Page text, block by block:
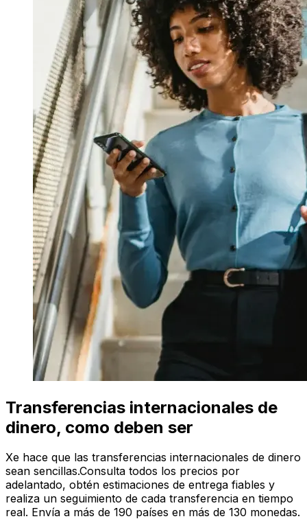
Transferencias internacionales de
dinero, como deben ser
Xe hace que las transferencias internacionales de dinero
sean sencillas.Consulta todos los precios por
adelantado, obtén estimaciones de entrega fiables y
realiza un seguimiento de cada transferencia en tiempo
real. Envía a más de 190 países en más de 130 monedas.